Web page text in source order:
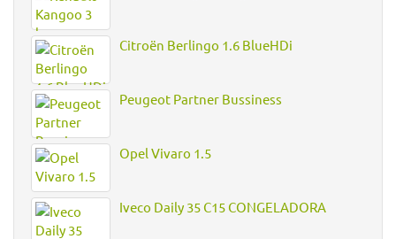
Citroën Berlingo 1.6 BlueHDi
Peugeot Partner Bussiness
Opel Vivaro 1.5
Iveco Daily 35 C15 CONGELADORA